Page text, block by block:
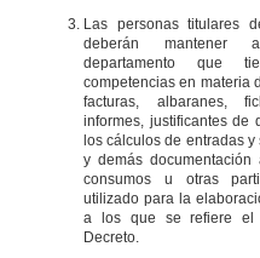
Las personas titulares
deberán mantener
departamento que
competencias en materia
facturas, albaranes,
informes, justificantes de
los cálculos de entradas
y demás documentación
consumos u otras
utilizado para la
a los que se refiere el
Decreto.